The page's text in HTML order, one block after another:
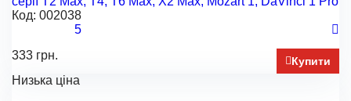
Код: 002038
5
333 грн.
Купити
Низька ціна